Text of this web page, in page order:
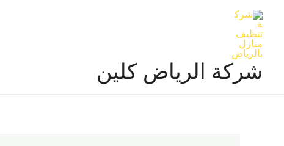
تخطي
المحتوى
شركة الرياض كلين